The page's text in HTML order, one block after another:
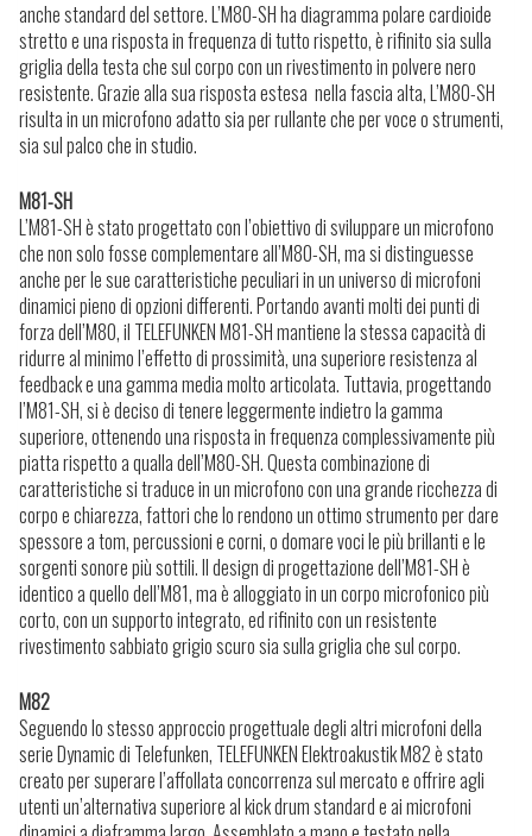
anche standard del settore. L’M80-SH ha diagramma polare cardioide
stretto e una risposta in frequenza di tutto rispetto, è rifinito sia sulla
griglia della testa che sul corpo con un rivestimento in polvere nero
resistente. Grazie alla sua risposta estesa nella fascia alta, L’M80-SH
risulta in un microfono adatto sia per rullante che per voce o strumenti,
sia sul palco che in studio.
M81-SH
L’M81-SH è stato progettato con l’obiettivo di sviluppare un microfono
che non solo fosse complementare all’M80-SH, ma si distinguesse
anche per le sue caratteristiche peculiari in un universo di microfoni
dinamici pieno di opzioni differenti. Portando avanti molti dei punti di
forza dell’M80, il TELEFUNKEN M81-SH mantiene la stessa capacità di
ridurre al minimo l’effetto di prossimità, una superiore resistenza al
feedback e una gamma media molto articolata. Tuttavia, progettando
l’M81-SH, si è deciso di tenere leggermente indietro la gamma
superiore, ottenendo una risposta in frequenza complessivamente più
piatta rispetto a qualla dell’M80-SH. Questa combinazione di
caratteristiche si traduce in un microfono con una grande ricchezza di
corpo e chiarezza, fattori che lo rendono un ottimo strumento per dare
spessore a tom, percussioni e corni, o domare voci le più brillanti e le
sorgenti sonore più sottili. Il design di progettazione dell’M81-SH è
identico a quello dell’M81, ma è alloggiato in un corpo microfonico più
corto, con un supporto integrato, ed rifinito con un resistente
rivestimento sabbiato grigio scuro sia sulla griglia che sul corpo.
M82
Seguendo lo stesso approccio progettuale degli altri microfoni della
serie Dynamic di Telefunken, TELEFUNKEN Elektroakustik M82 è stato
creato per superare l’affollata concorrenza sul mercato e offrire agli
utenti un’alternativa superiore al kick drum standard e ai microfoni